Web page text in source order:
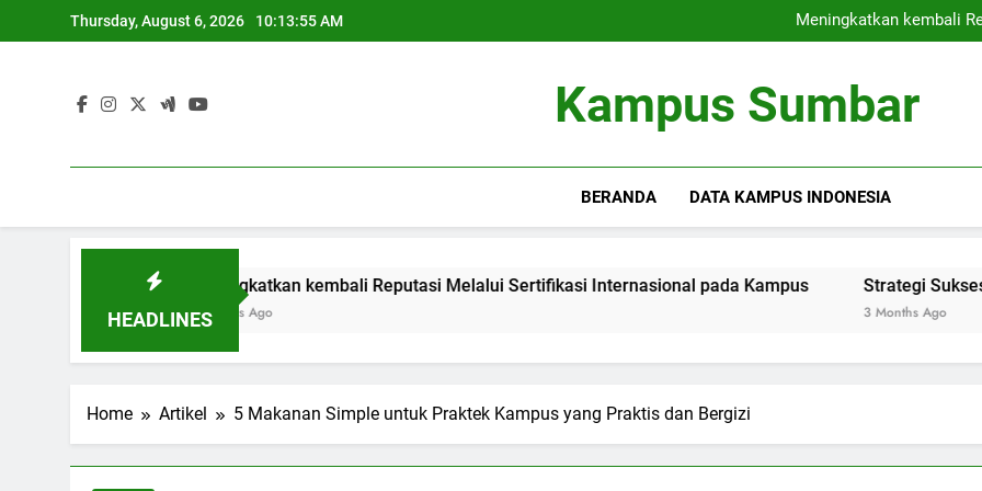
to
Thursday, August 6, 2026 10:13:55 AM
Meningkatkan kembali
Strategi Sukses
Meningkatkan kembali
Strategi Sukses
Kampus Sumbar
BERANDA DATA KAMPUS INDONESIA
HEADLINES
Meningkatkan kembali Reputasi Melalui Sertifikasi Internasional pada Kampus
3 Months Ago
Strategi Sukses
Home Artikel 5 Makanan Simple untuk Praktek Kampus yang Praktis dan Bergizi